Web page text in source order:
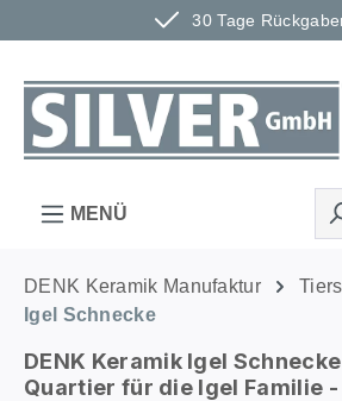
30 Tage
Zum Hauptinhalt springen
MENÜ
DENK Keramik Manufaktur
Igel Schnecke
DENK Keramik Igel
Quartier für die Igel Familie -